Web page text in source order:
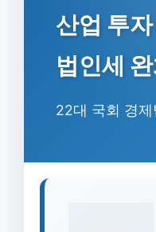
산업 투
법인세
22대 국회 경제